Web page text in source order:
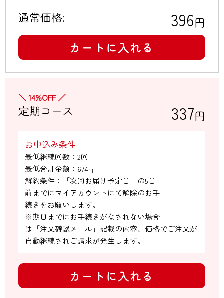
通常価格: 396円
カートに入れる
＼ 14%OFF ／
定期コース 337円
お申込み条件
最低継続回数：2回
最低合計金額： 674円
解約条件：「次回お届け予定日」の5日
前までにマイアカウントにて解除のお手
続きをお願いします。
※期日までにお手続きがなされない場合
は「注文確認メール」記載の内容、価格でご注文が
自動継続されご請求が発生します。
カートに入れる